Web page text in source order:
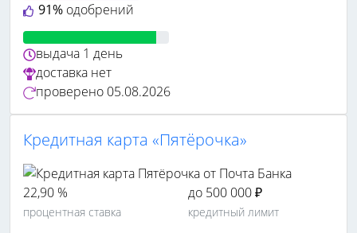
91% одобрений
выдача 1 день
доставка нет
проверено 05.08.2026
Кредитная карта «Пятёрочка»
22,90 %
процентная ставка
до 500 000 ₽
кредитный лимит